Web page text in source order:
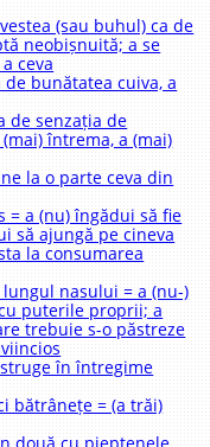
(sau buhul) ca de
neobișnuită; a se
ceva
de bunătatea cuiva, a
de senzația de
întrema, a (mai)
la o parte ceva din
= a (nu) îngădui să fie
să ajungă pe cineva
la consumarea
lungul nasului = a (nu-)
puterile proprii; a
trebuie s-o păstreze
în întregime
bătrânețe = (a trăi)